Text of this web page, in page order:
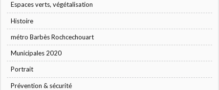
Espaces verts, végétalisation
Histoire
métro Barbès Rochcechouart
Municipales 2020
Portrait
Prévention & sécurité